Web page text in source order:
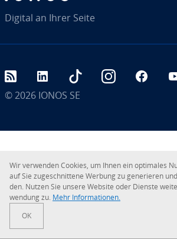
Digital an Ihrer Seite
© 2026 IONOS SE
RSS LinkedIn tiktok Instagram
Wir verwenden Cookies, um Ihnen ein optimales
auf Sie zu­ge­schnit­te­ne Werbung zu ge­ne­rie­ren
den. Nutzen Sie unsere Website oder Dienste
wen­dung zu. Mehr In­for­ma­tio­nen.
OK